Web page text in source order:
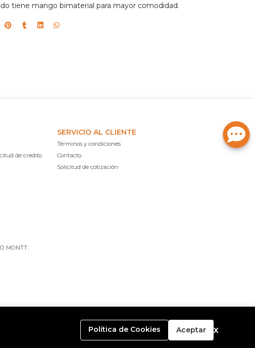
tiene mango bimaterial para mayor comodidad.
de credito
SERVICIO AL CLIENTE
Términos y condiciones
Contacto
Solicitud de cotización
MONTT.
Política de Cookies Aceptar x